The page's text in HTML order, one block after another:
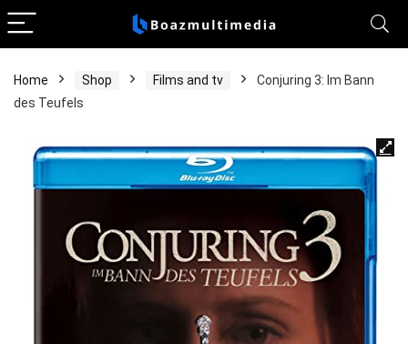
Home Shop Films and tv
Conjuring 3: Im Bann
des Teufels